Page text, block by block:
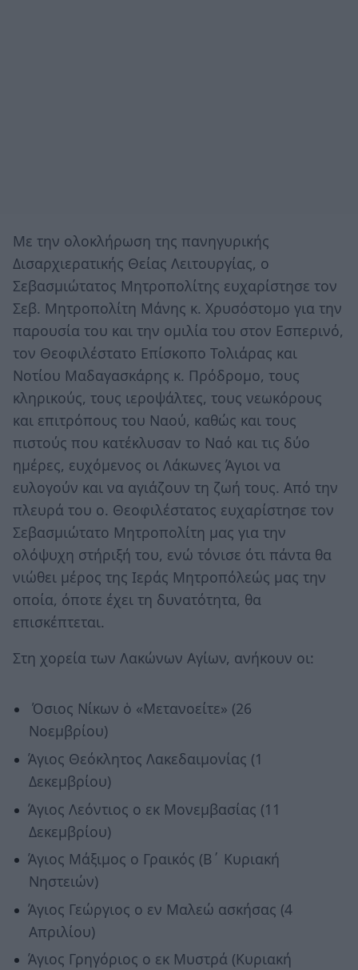
Με την ολοκλήρωση της πανηγυρικής
Δισαρχιερατικής Θείας Λειτουργίας, ο
Σεβασμιώτατος Μητροπολίτης ευχαρίστησε τον
Σεβ. Μητροπολίτη Μάνης κ. Χρυσόστομο για την
παρουσία του και την ομιλία του στον Εσπερινό,
τον Θεοφιλέστατο Επίσκοπο Τολιάρας και
Νοτίου Μαδαγασκάρης κ. Πρόδρομο, τους
κληρικούς, τους ιεροψάλτες, τους νεωκόρους
και επιτρόπους του Ναού, καθώς και τους
πιστούς που κατέκλυσαν το Ναό και τις δύο
ημέρες, ευχόμενος οι Λάκωνες Άγιοι να
ευλογούν και να αγιάζουν τη ζωή τους. Από την
πλευρά του ο. Θεοφιλέστατος ευχαρίστησε τον
Σεβασμιώτατο Μητροπολίτη μας για την
ολόψυχη στήριξή του, ενώ τόνισε ότι πάντα θα
νιώθει μέρος της Ιεράς Μητροπόλεώς μας την
οποία, όποτε έχει τη δυνατότητα, θα
επισκέπτεται.
Στη χορεία των Λακώνων Αγίων, ανήκουν οι:
Όσιος Νίκων ὁ «Μετανοείτε» (26
Νοεμβρίου)
Άγιος Θεόκλητος Λακεδαιμονίας (1
Δεκεμβρίου)
Άγιος Λεόντιος ο εκ Μονεμβασίας (11
Δεκεμβρίου)
Άγιος Μάξιμος ο Γραικός (Β΄ Κυριακή
Νηστειών)
Άγιος Γεώργιος ο εν Μαλεώ ασκήσας (4
Απριλίου)
Άγιος Γρηγόριος ο εκ Μυστρά (Κυριακή